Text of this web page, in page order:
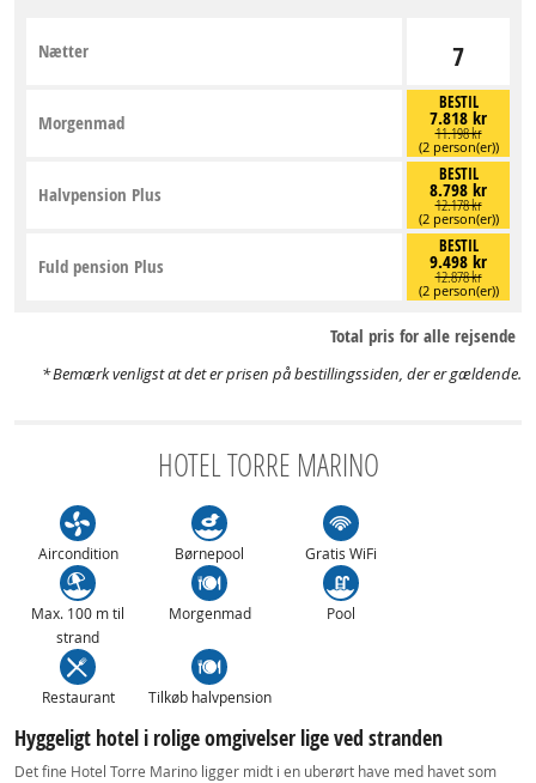
7
Nætter
BESTIL
7.818 kr
11.198 kr
(2 person(er))
Morgenmad
BESTIL
8.798 kr
12.178 kr
(2 person(er))
Halvpension Plus
BESTIL
9.498 kr
12.878 kr
(2 person(er))
Fuld pension Plus
Total pris for alle rejsende
Bemærk venligst at det er prisen på bestillingssiden, der er gældende.
HOTEL TORRE MARINO
Aircondition Børnepool Gratis WiFi
Max. 100 m til
strand
Morgenmad Pool
Restaurant Tilkøb halvpension
Hyggeligt hotel i rolige omgivelser lige ved stranden
Det fine Hotel Torre Marino ligger midt i en uberørt have med havet som